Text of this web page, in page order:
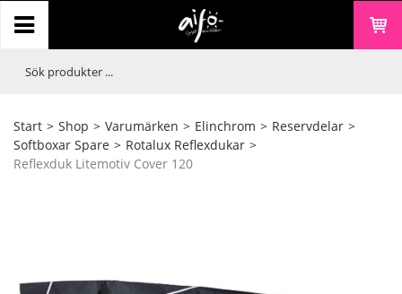
Start > Shop > Varumärken > Elinchrom > Reservdelar >
Softboxar Spare > Rotalux Reflexdukar >
Reflexduk Litemotiv Cover 120